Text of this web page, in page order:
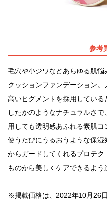
参考
毛穴や小ジワなどあらゆる肌
クッションファンデーション
高いピグメントを採用してい
したかのようなナチュラルさ
用しても透明感あふれる素肌コ
使うたびにうるおうような保
からガードしてくれるプロテ
ものから美しくケアできるよう
※掲載価格は、2022年10月26